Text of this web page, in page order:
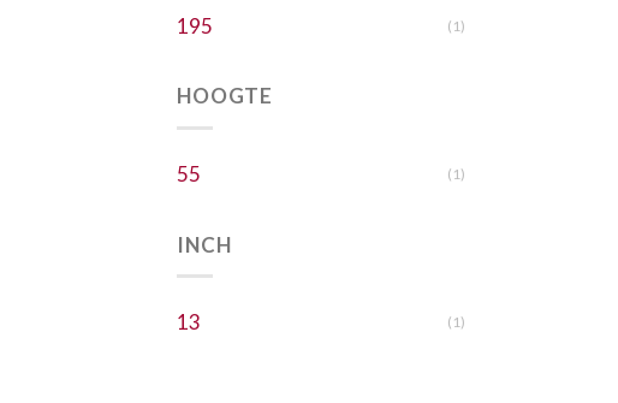
195 (1)
HOOGTE
55 (1)
INCH
13 (1)